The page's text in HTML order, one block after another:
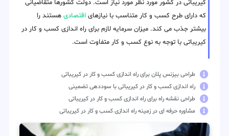
کیریباتی در کشور مورد نظر مورد نیاز است. دولت کشورها متقاضیانی
که دارای طرح کسب و کار متناسب با نیازهای اقتصادی هستند را
بیشتر جذب می کند. میزان سرمایه لازم برای راه اندازی کسب و کار در
کیریباتی با توجه به نوع کسب و کار متفاوت است.
طراحی بیزنس پلان برای راه اندازی کسب و کار در کیریباتی
راه اندازی کسب و کار در کیریباتی با سوددهی تضمینی
طراحی نقشه راه برای راه اندازی کسب و کار در کیریباتی
مشاوره حرفه ای در زمینه راه اندازی کسب و کار در کیریباتی